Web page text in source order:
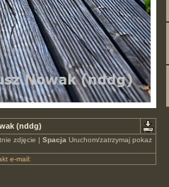
(nddg)
zdjęcie | Spacja Uruchom/zatrzymaj pokaz
e-mail: